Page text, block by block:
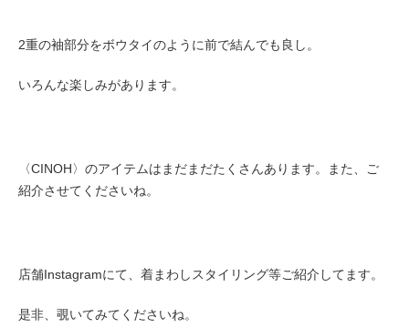
2重の袖部分をボウタイのように前で結んでも良し。
いろんな楽しみがあります。
〈CINOH〉のアイテムはまだまだたくさんあります。また、ご
紹介させてくださいね。
店舗Instagramにて、着まわしスタイリング等ご紹介してます。
是非、覗いてみてくださいね。